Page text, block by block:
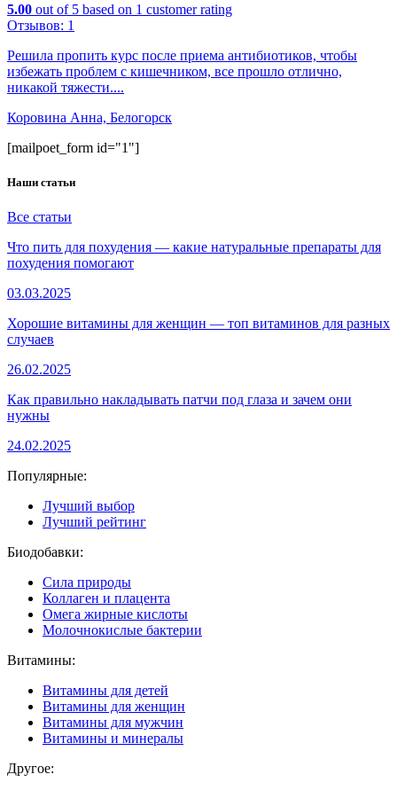
5.00 out of 5 based on 1 customer rating
Отзывов: 1
Решила пропить курс после приема антибиотиков, чтобы
избежать проблем с кишечником, все прошло отлично,
никакой тяжести....
Коровина Анна, Белогорск
[mailpoet_form id="1"]
Наши статьи
Все статьи
Что пить для похудения — какие натуральные препараты для
похудения помогают
03.03.2025
Хорошие витамины для женщин — топ витаминов для разных
случаев
26.02.2025
Как правильно накладывать патчи под глаза и зачем они
нужны
24.02.2025
Популярные:
Лучший выбор
Лучший рейтинг
Биодобавки:
Сила природы
Коллаген и плацента
Омега жирные кислоты
Молочнокислые бактерии
Витамины:
Витамины для детей
Витамины для женщин
Витамины для мужчин
Витамины и минералы
Другое: